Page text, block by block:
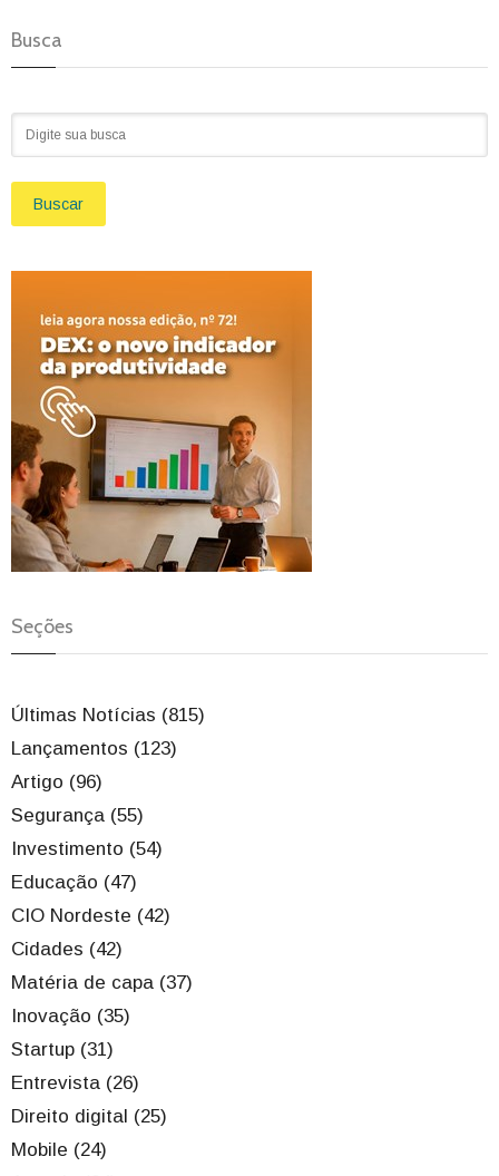
Busca
Buscar
Seções
Últimas Notícias (815)
Lançamentos (123)
Artigo (96)
Segurança (55)
Investimento (54)
Educação (47)
CIO Nordeste (42)
Cidades (42)
Matéria de capa (37)
Inovação (35)
Startup (31)
Entrevista (26)
Direito digital (25)
Mobile (24)